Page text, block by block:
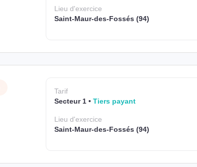
Lieud'exercice
Saint-Maur-des-Fossés (94)
Tarif
Secteur 1
Tiers payant
Lieud'exercice
Saint-Maur-des-Fossés (94)